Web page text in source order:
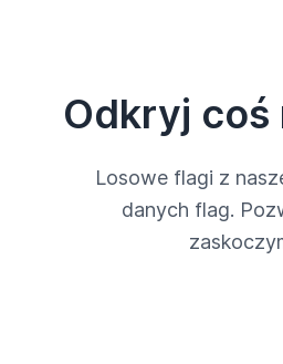
Odkryj coś
Losowe flagi z
danych flag.